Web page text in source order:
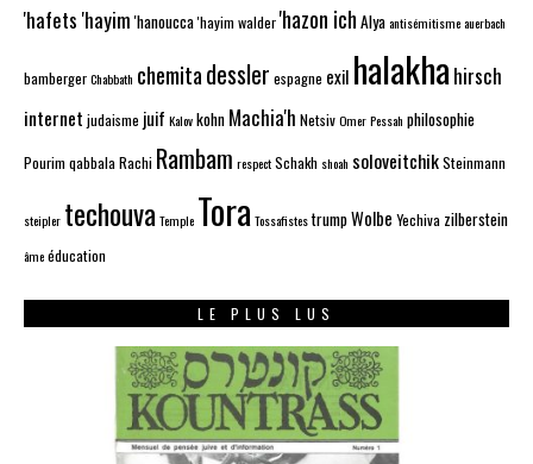
'hafets 'hayim 'hanoucca'hayim walder'hazon ich Alyaantisémitismeauerbach
bambergerChabbath chemitadessler espagne exil halakha hirsch
internet judaisme juif Kalovkohn Machia'h NetsivOmerPessah philosophie
Pourim qabbalaRachi Rambam respectSchakh shoah soloveitchikSteinmann
steipler techouvaTemple Tora TossafistestrumpWolbe Yechiva zilberstein
âmeéducation
LE PLUS LUS